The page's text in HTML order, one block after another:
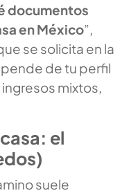
documentos
en México”,
se solicita en la
de tu perfil
mixtos,
el
suele